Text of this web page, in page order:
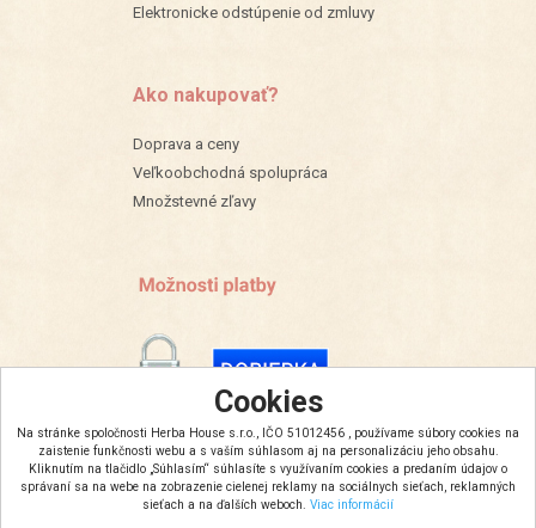
Cookies
Na stránke spoločnosti Herba House s.r.o., IČO 51012456 , používame súbory cookies na
zaistenie funkčnosti webu a s vaším súhlasom aj na personalizáciu jeho obsahu.
Kliknutím na tlačidlo „Súhlasím“ súhlasíte s využívaním cookies a predaním údajov o
správaní sa na webe na zobrazenie cielenej reklamy na sociálnych sieťach, reklamných
sieťach a na ďalších weboch. Viac informácií
Elektronicke odstúpenie od zmluvy
Ako nakupovať?
Doprava a ceny
Veľkoobchodná spolupráca
Množstevné zľavy